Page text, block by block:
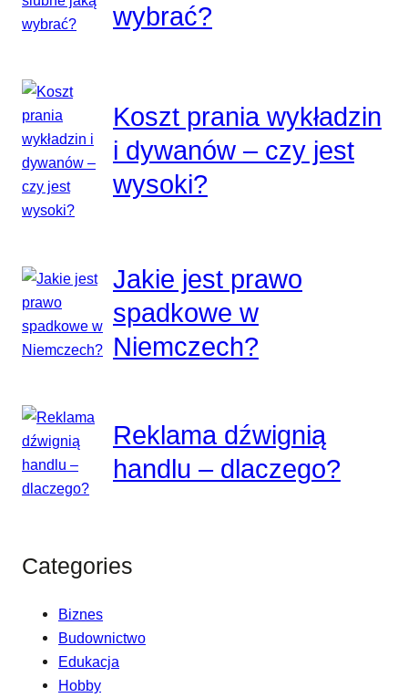
wybrać?
Koszt prania wykładzin
i dywanów – czy jest
wysoki?
Jakie jest prawo
spadkowe w
Niemczech?
Reklama dźwignią
handlu – dlaczego?
Categories
Biznes
Budownictwo
Edukacja
Hobby